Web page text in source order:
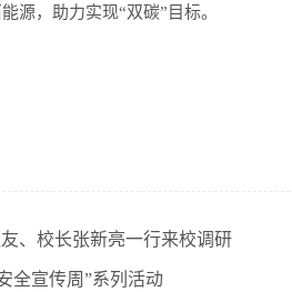
源，助力实现“双碳”目标。
、校长张新亮一行来校调研
全宣传周”系列活动